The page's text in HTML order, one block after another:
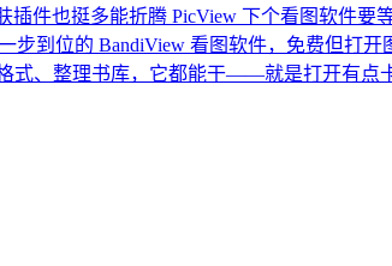
插件也挺多能折腾 PicView 下个看图软件要
步到位的 BandiView 看图软件，免费但打开
式、整理书库，它都能干——就是打开有点